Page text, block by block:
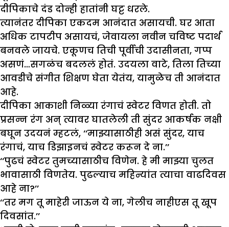
दीपिकाचे दंड दोन्ही हातांनी घट्ट धरले.
त्यानंतर दीपिका एकदम आनंदात असायची. घर आता
अधिक टापटीप असायचं, जेवायला नवीन चविष्ट पदार्थ
बनवले जायचे. एकूणच तिची पूर्वीची उदासीनता, गप्प
असणं…सगळंच बदललं होतं. उदयला वाटे, तिला तिच्या
आवडीचे संगीत शिक्षण घेता येतंय, यामुळेच ती आनंदात
आहे.
दीपिका आकाशी निळ्या रंगाचं स्वेटर विणत होती. तो
प्रसन्न रंग अन् त्यावर घातलेली ती सुंदर आकर्षक नक्षी
बघून उदयनं म्हटलं, ‘‘माझ्यासाठीही असं सुंदर, याच
रंगाचं, याच डिझाइनचं स्वेटर करून दे ना.’’
‘‘पुढचं स्वेटर तुमच्यासाठीच विणेन. हे मी माझ्या चुलत
भावासाठी विणतेय. पुढल्याच महिन्यांत त्याचा वाढदिवस
आहे ना?’’
‘‘तर मग तू माहेरी जाऊन ये ना, गेलीच नाहीएस तू खूप
दिवसांत.’’